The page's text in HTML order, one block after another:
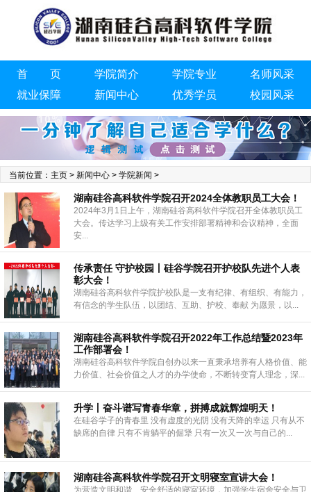
首 页 学院简介 学院专业
名师风采
就业保障
新闻中心 优秀学员
校园风采
联系我们
当前位置： 主页 > 新闻中心 > 学院新闻 >
湖南硅谷高科软件学院召开2024全体教职员工大会！
2024年3月1日上午，湖南硅谷高科软件学院召开全体教职员工
大会。传达学习上级有关工作安排部署精神和会议精神，全面
安...
传承责任 守护校园丨硅谷学院召开护校队先进个人表
彰大会！
湖南硅谷高科软件学院护校队是一支有纪律、有组织、有能力，
有信念的学生队伍，以团结、互助、护校、奉献 为愿景，以...
湖南硅谷高科软件学院召开2022年工作总结暨2023年
工作部署会！
湖南硅谷高科软件学院自创办以来一直秉承培养有人格价值、能
力价值、社会价值之人才的办学使命，不断转变育人理念，深...
升学丨奋斗谱写青春华章，拼搏成就辉煌明天！
在硅谷学子的青春里 没有虚度的光阴 没有天降的幸运 只有从不
缺席的自律 只有不肯躺平的倔犟 只有一次又一次与自己的...
湖南硅谷高科软件学院召开文明寝室宣讲大会！
为营造文明和谐、安全舒适的寝室环境，加强学生宿舍安全与卫